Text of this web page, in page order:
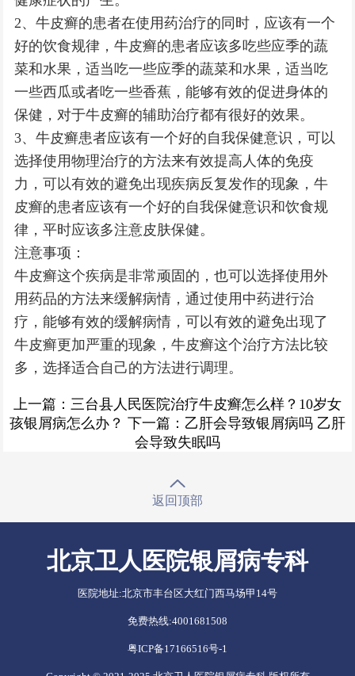
2、牛皮癣的患者在使用药治疗的同时，应该有一个
好的饮食规律，牛皮癣的患者应该多吃些应季的蔬
菜和水果，适当吃一些应季的蔬菜和水果，适当吃
一些西瓜或者吃一些香蕉，能够有效的促进身体的
保健，对于牛皮癣的辅助治疗都有很好的效果。
3、牛皮癣患者应该有一个好的自我保健意识，可以
选择使用物理治疗的方法来有效提高人体的免疫
力，可以有效的避免出现疾病反复发作的现象，牛
皮癣的患者应该有一个好的自我保健意识和饮食规
律，平时应该多注意皮肤保健。
注意事项：
牛皮癣这个疾病是非常顽固的，也可以选择使用外
用药品的方法来缓解病情，通过使用中药进行治
疗，能够有效的缓解病情，可以有效的避免出现了
牛皮癣更加严重的现象，牛皮癣这个治疗方法比较
多，选择适合自己的方法进行调理。
上一篇： 三台县人民医院治疗牛皮癣怎么样？10岁女
孩银屑病怎么办？ 下一篇： 乙肝会导致银屑病吗 乙肝
会导致失眠吗
返回顶部
北京卫人医院银屑病专科
医院地址:北京市丰台区大红门西马场甲14号
免费热线:4001681508
粤ICP备17166516号-1